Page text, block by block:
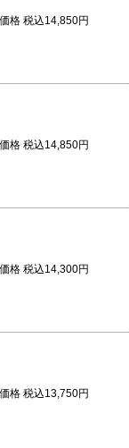
価格 税込14,850円
価格 税込14,850円
価格 税込14,300円
価格 税込13,750円